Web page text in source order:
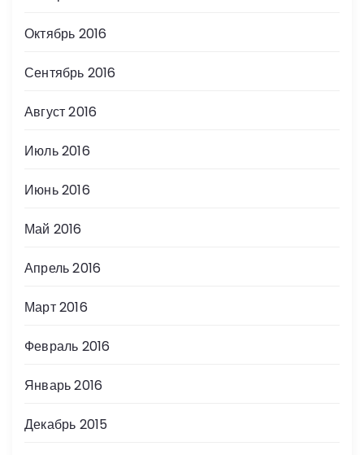
Октябрь 2016
Сентябрь 2016
Август 2016
Июль 2016
Июнь 2016
Май 2016
Апрель 2016
Март 2016
Февраль 2016
Январь 2016
Декабрь 2015